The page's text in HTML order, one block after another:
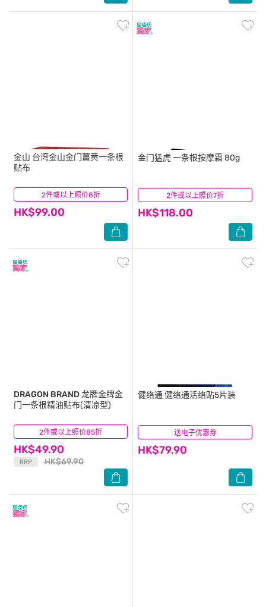
2件或以上照价8折
金山 台湾金山金门薑黄一条根
贴布
HK$99.00
(13) 2件或以上照价7折
金门猛虎 一条根按摩霜 80g
HK$118.00
(20)
2件或以上照价85折
DRAGON BRAND 龙牌金牌金
门一条根精油贴布(清凉型)
HK$49.90
RRP HK$69.90
(10) 送电子优惠券
健络通 健络通活络贴5片装
HK$79.90
(22)